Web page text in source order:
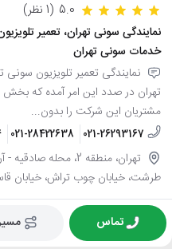
5.0 (1 نظر)
نمایندگی سونی تهران، تعمیر
خدمات سونی تهران
نمایندگی تعمیر تلویزیون
تهران در صدد این امر آمده که بخش
مشتریان این شرکت را بدون...
021-26293167
021-28422638
تهران، منطقه 2، محله
طرشت، خیابان چوب تراش، خیابان قاسمی
تماس